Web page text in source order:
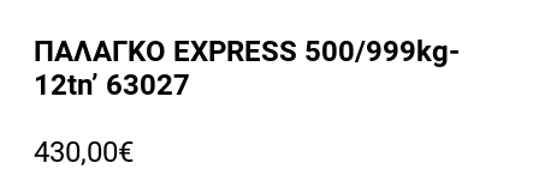
ΠΑΛΑΓΚΟ EXPRESS 500/999kg-
12tn’ 63027
430,00€